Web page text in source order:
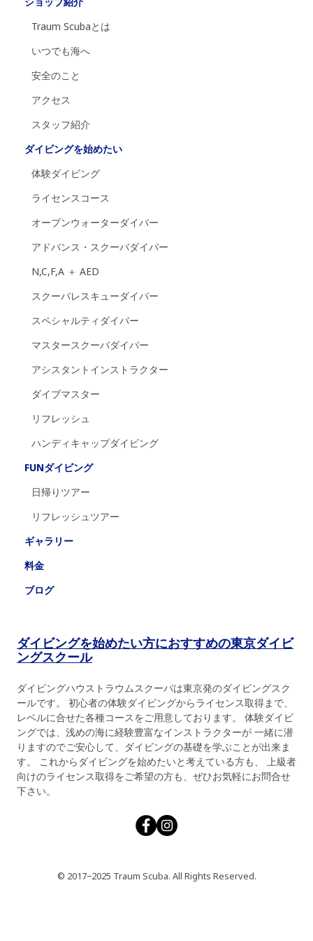
Traum Scubaとは
いつでも海へ
安全のこと
アクセス
スタッフ紹介
ダイビングを始めたい
体験ダイビング
ライセンスコース
オープンウォーターダイバー
アドバンス・スクーバダイバー
N,C,F,A ＋ AED
スクーバレスキューダイバー
スペシャルティダイバー
マスタースクーバダイバー
アシスタントインストラクター
ダイブマスター
リフレッシュ
ハンディキャップダイビング
FUNダイビング
日帰りツアー
リフレッシュツアー
ギャラリー
料金
ブログ
ダイビングを始めたい方におすすめの東京ダイビ
ングスクール
ダイビングハウストラウムスクーバは東京発のダイビングスク
ールです。 初心者の体験ダイビングからライセンス取得まで、
レベルに合せた各種コースをご用意しております。 体験ダイビ
ングでは、浅めの海に経験豊富なインストラクターが 一緒に潜
りますのでご安心して、ダイビングの基礎を学ぶことが出来ま
す。 これからダイビングを始めたいと考えている方も、 上級者
向けのライセンス取得をご希望の方も、ぜひお気軽にお問合せ
下さい。
© 2017−2025 Traum Scuba. All Rights Reserved.